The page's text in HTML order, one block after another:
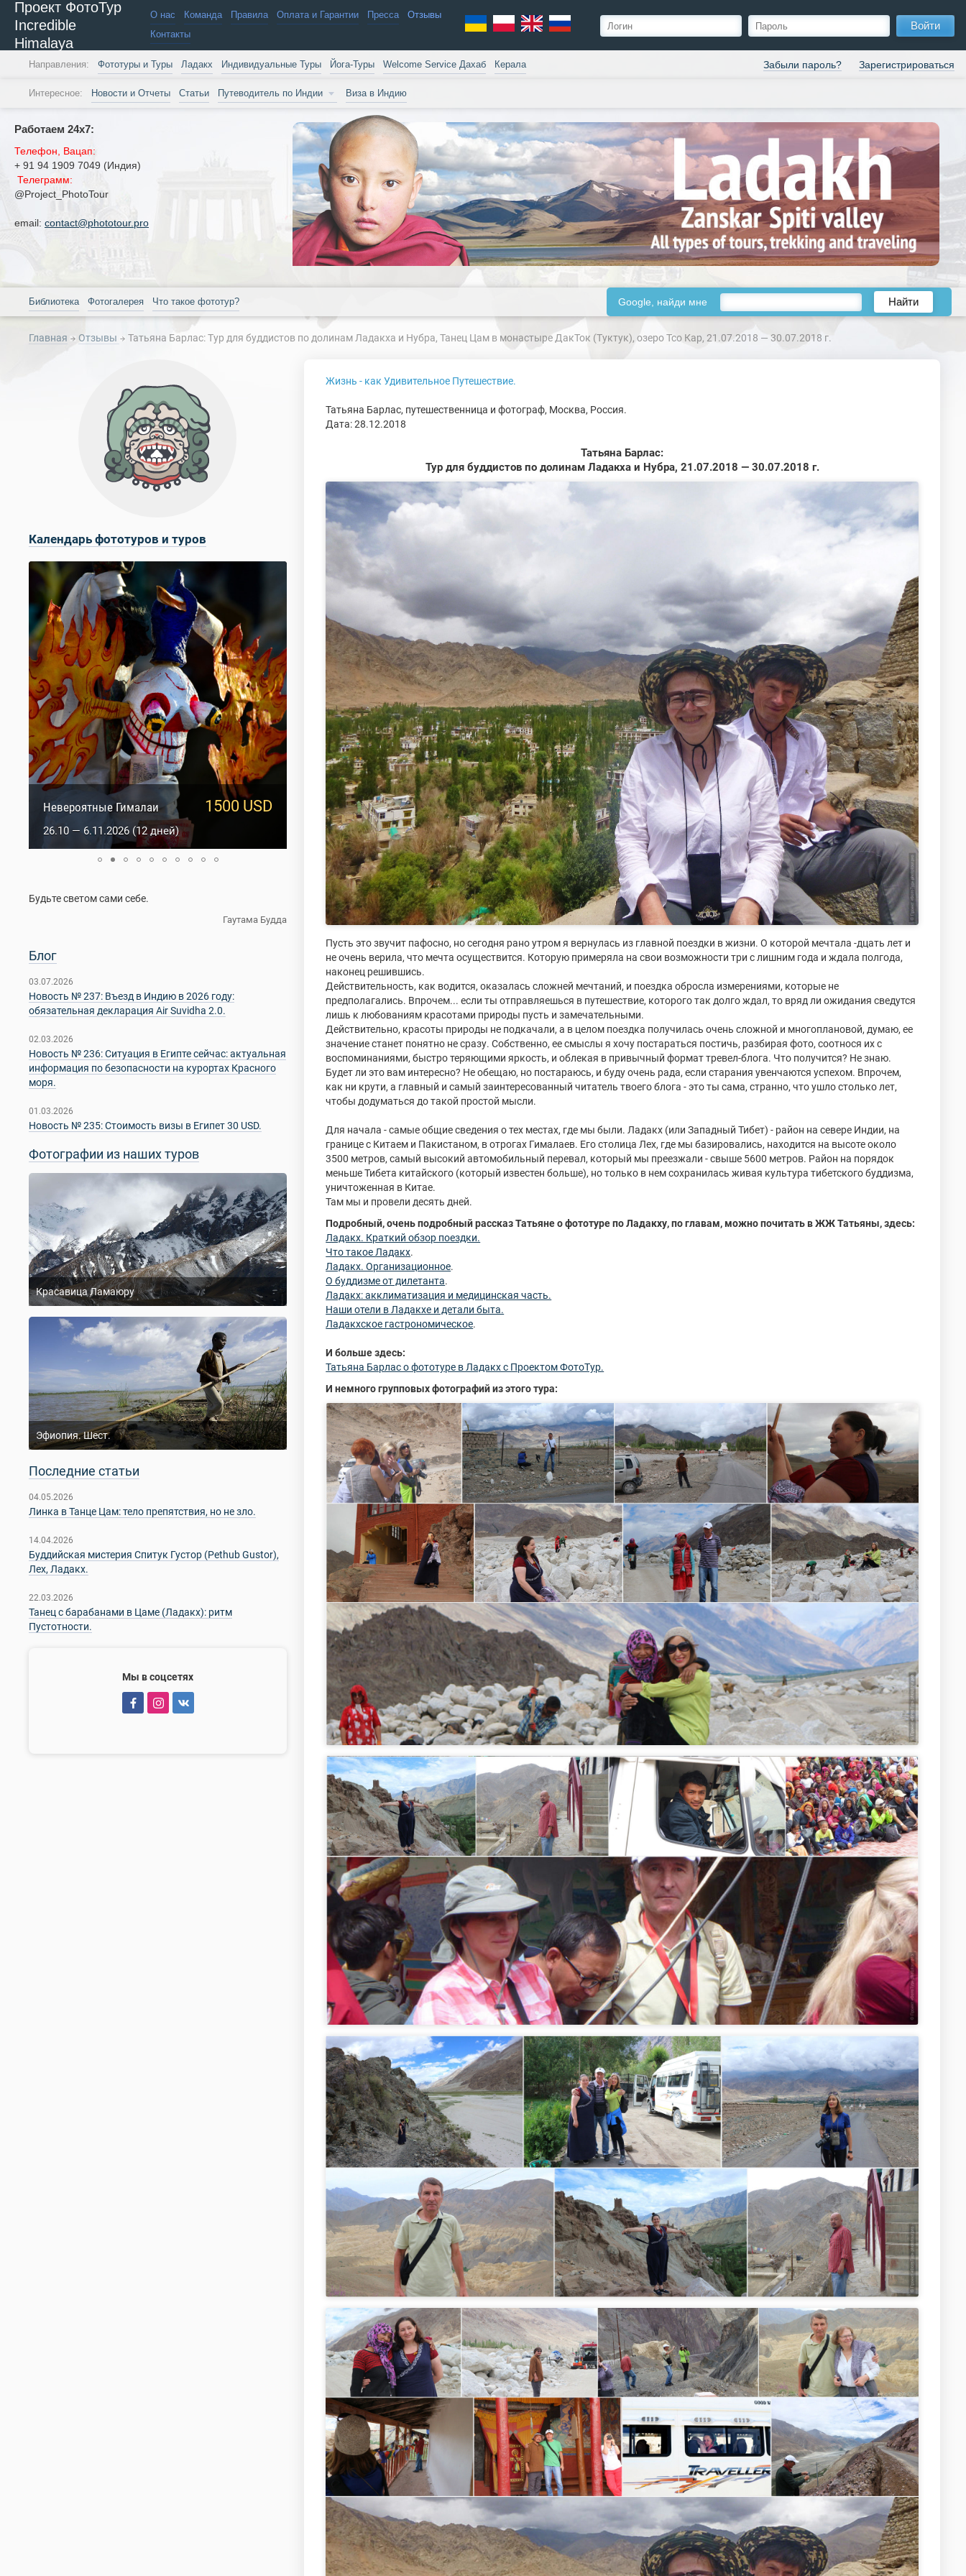
Проект ФотоТур
Incredible
Himalaya
О нас Команда Правила Оплата и Гарантии Пресса
Отзывы
Контакты
Войти
Забыли пароль? Зарегистрироваться
Направления: Фототуры и Туры Ладакх Индивидуальные Туры Йога-Туры Welcome Service Дахаб Керала
Интересное: Новости и Отчеты Статьи Путеводитель по Индии Виза в Индию
Работаем 24х7:
Телефон, Вацап:
+ 91 94 1909 7049 (Индия)
Телеграмм:
@Project_PhotoTour
email: contact@phototour.pro
Библиотека Фотогалерея Что такое фототур? Google, найди мне Найти
Главная Отзывы Татьяна Барлас: Тур для буддистов по долинам Ладакха и Нубра, Танец Цам в монастыре ДакТок (Туктук), озеро Тсо Кар, 21.07.2018 — 30.07.2018 г.
Календарь фототуров и туров
950 USD
Сакральный Ладакх
5.10 — 14.10.2026 (10 дней)
1500 USD
Невероятные Гималаи
26.10 — 6.11.2026 (12 дней)
Будьте светом сами себе.
Гаутама Будда
Блог
03.07.2026
Новость № 237: Въезд в Индию в 2026 году:
обязательная декларация Air Suvidha 2.0.
02.03.2026
Новость № 236: Ситуация в Египте сейчас: актуальная
информация по безопасности на курортах Красного
моря.
01.03.2026
Новость № 235: Стоимость визы в Египет 30 USD.
Фотографии из наших туров
Красавица Ламаюру
Эфиопия. Шест.
Последние статьи
04.05.2026
Линка в Танце Цам: тело препятствия, но не зло.
14.04.2026
Буддийская мистерия Спитук Густор (Pethub Gustor),
Лех, Ладакх.
22.03.2026
Танец с барабанами в Цаме (Ладакх): ритм
Пустотности.
Мы в соцсетях
Жизнь - как Удивительное Путешествие.
Татьяна Барлас, путешественница и фотограф, Москва, Россия.
Дата: 28.12.2018
Татьяна Барлас:
Тур для буддистов по долинам Ладакха и Нубра, 21.07.2018 — 30.07.2018 г.
Пусть это звучит пафосно, но сегодня рано утром я вернулась из главной поездки в жизни. О которой мечтала -дцать лет и
не очень верила, что мечта осуществится. Которую примеряла на свои возможности три с лишним года и ждала полгода,
наконец решившись.
Действительность, как водится, оказалась сложней мечтаний, и поездка обросла измерениями, которые не
предполагались. Впрочем... если ты отправляешься в путешествие, которого так долго ждал, то вряд ли ожидания сведутся
лишь к любованиям красотами природы пусть и замечательными.
Действительно, красоты природы не подкачали, а в целом поездка получилась очень сложной и многоплановой, думаю, ее
значение станет понятно не сразу. Собственно, ее смыслы я хочу постараться постичь, разбирая фото, соотнося их с
воспоминаниями, быстро теряющими яркость, и облекая в привычный формат тревел-блога. Что получится? Не знаю.
Будет ли это вам интересно? Не обещаю, но постараюсь, и буду очень рада, если старания увенчаются успехом. Впрочем,
как ни крути, а главный и самый заинтересованный читатель твоего блога - это ты сама, странно, что ушло столько лет,
чтобы додуматься до такой простой мысли.
Для начала - самые общие сведения о тех местах, где мы были. Ладакх (или Западный Тибет) - район на севере Индии, на
границе с Китаем и Пакистаном, в отрогах Гималаев. Его столица Лех, где мы базировались, находится на высоте около
3500 метров, самый высокий автомобильный перевал, который мы преезжали - свыше 5600 метров. Район на порядок
меньше Тибета китайского (который известен больше), но только в нем сохранилась живая культура тибетского буддизма,
уничтоженная в Китае.
Там мы и провели десять дней.
Подробный, очень подробный рассказ Татьяне о фототуре по Ладакху, по главам, можно почитать в ЖЖ Татьяны, здесь:
Ладакх. Краткий обзор поездки.
Что такое Ладакх.
Ладакх. Организационное.
О буддизме от дилетанта.
Ладакх: акклиматизация и медицинская часть.
Наши отели в Ладакхе и детали быта.
Ладакхское гастрономическое.
И больше здесь:
Татьяна Барлас о фототуре в Ладакх с Проектом ФотоТур.
И немного групповых фотографий из этого тура: